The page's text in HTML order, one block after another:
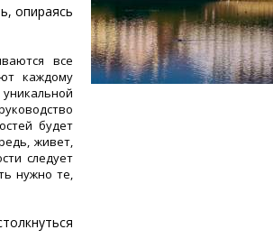
опираясь
все
каждому
будет
живет,
следует
нужно те,